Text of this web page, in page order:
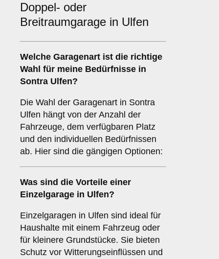
Doppel- oder
Breitraumgarage in Ulfen
Welche Garagenart ist die richtige
Wahl für meine Bedürfnisse in
Sontra Ulfen?
Die Wahl der Garagenart in Sontra
Ulfen hängt von der Anzahl der
Fahrzeuge, dem verfügbaren Platz
und den individuellen Bedürfnissen
ab. Hier sind die gängigen Optionen:
Was sind die Vorteile einer
Einzelgarage in Ulfen?
Einzelgaragen in Ulfen sind ideal für
Haushalte mit einem Fahrzeug oder
für kleinere Grundstücke. Sie bieten
Schutz vor Witterungseinflüssen und